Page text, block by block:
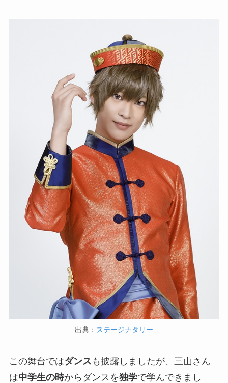
出典： ステージナタリー
この舞台ではダンス も披露しましたが、三山さん
は中学生の時からダンスを独学で学んできまし